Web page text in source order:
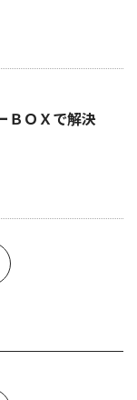
ＢＯＸで解決